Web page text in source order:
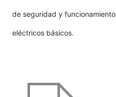
de seguridad y funcionamiento
eléctricos básicos.